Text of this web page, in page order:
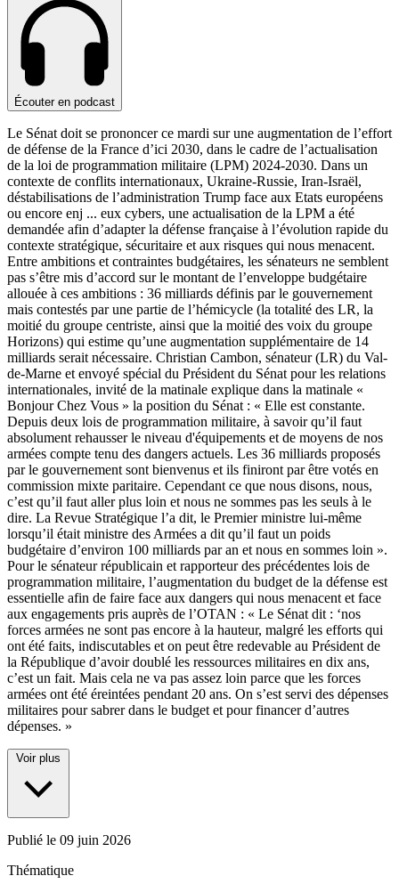
Écouter en podcast
Le Sénat doit se prononcer ce mardi sur une augmentation de l’effort
de défense de la France d’ici 2030, dans le cadre de l’actualisation
de la loi de programmation militaire (LPM) 2024-2030. Dans un
contexte de conflits internationaux, Ukraine-Russie, Iran-Israël,
déstabilisations de l’administration Trump face aux Etats européens
ou encore enj ... eux cybers, une actualisation de la LPM a été
demandée afin d’adapter la défense française à l’évolution rapide du
contexte stratégique, sécuritaire et aux risques qui nous menacent.
Entre ambitions et contraintes budgétaires, les sénateurs ne semblent
pas s’être mis d’accord sur le montant de l’enveloppe budgétaire
allouée à ces ambitions : 36 milliards définis par le gouvernement
mais contestés par une partie de l’hémicycle (la totalité des LR, la
moitié du groupe centriste, ainsi que la moitié des voix du groupe
Horizons) qui estime qu’une augmentation supplémentaire de 14
milliards serait nécessaire. Christian Cambon, sénateur (LR) du Val-
de-Marne et envoyé spécial du Président du Sénat pour les relations
internationales, invité de la matinale explique dans la matinale «
Bonjour Chez Vous » la position du Sénat : « Elle est constante.
Depuis deux lois de programmation militaire, à savoir qu’il faut
absolument rehausser le niveau d'équipements et de moyens de nos
armées compte tenu des dangers actuels. Les 36 milliards proposés
par le gouvernement sont bienvenus et ils finiront par être votés en
commission mixte paritaire. Cependant ce que nous disons, nous,
c’est qu’il faut aller plus loin et nous ne sommes pas les seuls à le
dire. La Revue Stratégique l’a dit, le Premier ministre lui-même
lorsqu’il était ministre des Armées a dit qu’il faut un poids
budgétaire d’environ 100 milliards par an et nous en sommes loin ».
Pour le sénateur républicain et rapporteur des précédentes lois de
programmation militaire, l’augmentation du budget de la défense est
essentielle afin de faire face aux dangers qui nous menacent et face
aux engagements pris auprès de l’OTAN : « Le Sénat dit : ‘nos
forces armées ne sont pas encore à la hauteur, malgré les efforts qui
ont été faits, indiscutables et on peut être redevable au Président de
la République d’avoir doublé les ressources militaires en dix ans,
c’est un fait. Mais cela ne va pas assez loin parce que les forces
armées ont été éreintées pendant 20 ans. On s’est servi des dépenses
militaires pour sabrer dans le budget et pour financer d’autres
dépenses. »
Voir plus
Publié le 09 juin 2026
Thématique